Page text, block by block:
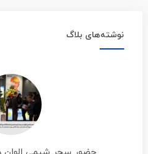
نوشته‌های بلاگ